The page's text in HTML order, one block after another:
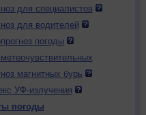
для специалистов
для водителей
погоды
магнитных бурь
УФ-излучения
погоды